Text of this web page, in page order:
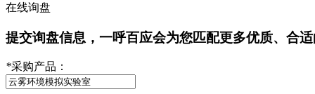
在线询盘
提交询盘信息，一呼百应会为您匹配更多优质、合
*采购产品：